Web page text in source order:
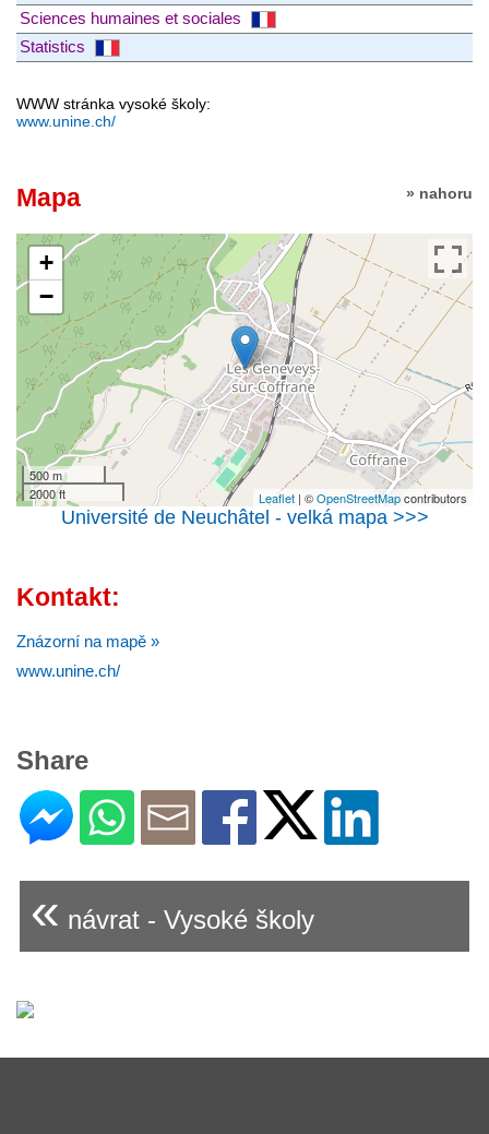
Sciences humaines et sociales
Statistics
WWW stránka vysoké školy:
www.unine.ch/
» nahoru
Mapa
+
−
500 m
2000 ft
Leaflet | ©OpenStreetMapcontributors
Université de Neuchâtel - velká mapa >>>
Kontakt:
Znázorní na mapě »
www.unine.ch/
Share
« návrat - Vysoké školy